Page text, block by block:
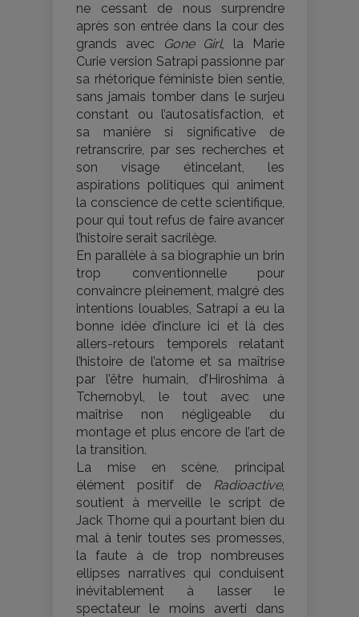
ne cessant de nous surprendre
après son entrée dans la cour des
grands avec
Gone Girl, la Marie
Curie version Satrapi passionne par
sa rhétorique féministe bien sentie,
sans jamais tomber dans le surjeu
constant ou l’autosatisfaction, et
sa manière si significative de
retranscrire, par ses recherches et
son visage étincelant, les
aspirations politiques qui animent
la conscience de cette scientifique,
pour qui tout refus de faire avancer
l’histoire serait sacrilège.
En parallèle à sa biographie un brin
trop conventionnelle pour
convaincre pleinement, malgré des
intentions louables, Satrapi a eu la
bonne idée d’inclure ici et là des
allers-retours temporels relatant
l’histoire de l’atome et sa maîtrise
par l’être humain, d’Hiroshima à
Tchernobyl, le tout avec une
maîtrise non négligeable du
montage et plus encore de l’art de
la transition.
La mise en scène, principal
élément positif de Radioactive,
soutient à merveille le script de
Jack Thorne qui a pourtant bien du
mal à tenir toutes ses promesses,
la faute à de trop nombreuses
ellipses narratives qui conduisent
inévitablement à lasser le
spectateur le moins averti dans